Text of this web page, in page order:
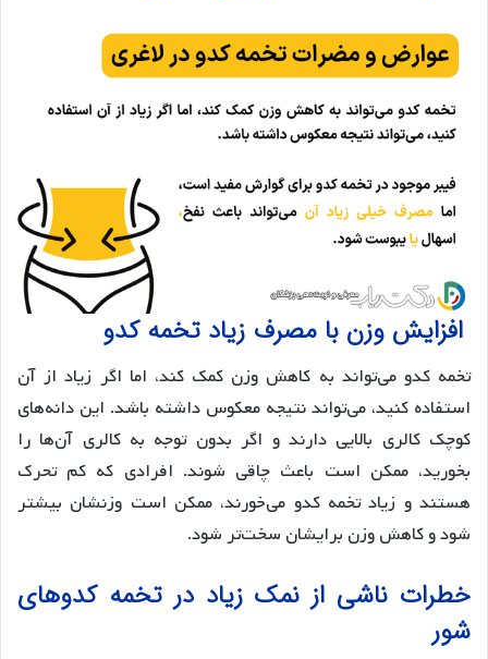
افزایش وزن با مصرف زیاد تخمه کدو
تخمه کدو می‌تواند به کاهش وزن کمک کند، اما اگر زیاد از آن
استفاده کنید، می‌تواند نتیجه معکوس داشته باشد. این دانه‌های
کوچک کالری بالایی دارند و اگر بدون توجه به کالری آن‌ها را
بخورید، ممکن است باعث چاقی شوند. افرادی که کم تحرک
هستند و زیاد تخمه کدو می‌خورند، ممکن است وزنشان بیشتر
شود و کاهش وزن برایشان سخت‌تر شود.
خطرات ناشی از نمک زیاد در تخمه کدوهای
شور